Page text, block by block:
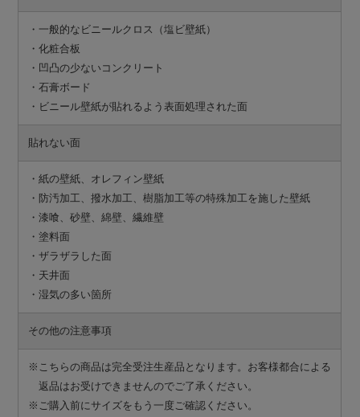
・一般的なビニールクロス（塩ビ壁紙）
・化粧合板
・凹凸の少ないコンクリート
・石膏ボード
・ビニール壁紙が貼れるよう表面処理された面
貼れない面
・紙の壁紙、オレフィン壁紙
・防汚加工、撥水加工、樹脂加工等の特殊加工を施した壁紙
・漆喰、砂壁、綿壁、繊維壁
・塗料面
・ザラザラした面
・天井面
・湿気の多い箇所
その他の注意事項
※こちらの商品は完全受注生産品となります。お客様都合による
返品はお受けできませんのでご了承ください。
※ご購入前にサイズをもう一度ご確認ください。